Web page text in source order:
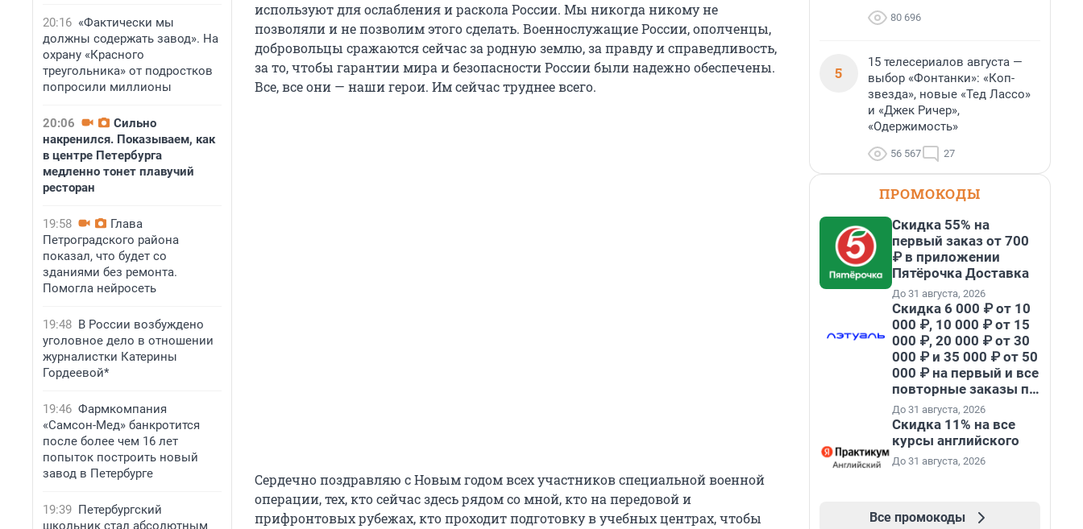
20:16 «Фактически мы
должны содержать завод». На
охрану «Красного
треугольника» от подростков
попросили миллионы
20:06
Сильно
накренился. Показываем, как
в центре Петербурга
медленно тонет плавучий
ресторан
19:58
Глава
Петроградского района
показал, что будет со
зданиями без ремонта.
Помогла нейросеть
19:48 В России возбуждено
уголовное дело в отношении
журналистки Катерины
Гордеевой*
19:46 Фармкомпания
«Самсон-Мед» банкротится
после более чем 16 лет
попыток построить новый
завод в Петербурге
19:39 Петербургский
школьник стал абсолютным
используют для ослабления и раскола России. Мы никогда никому не
позволяли и не позволим этого сделать. Военнослужащие России, ополченцы,
добровольцы сражаются сейчас за родную землю, за правду и справедливость,
за то, чтобы гарантии мира и безопасности России были надежно обеспечены.
Все, все они — наши герои. Им сейчас труднее всего.
Сердечно поздравляю с Новым годом всех участников специальной военной
операции, тех, кто сейчас здесь рядом со мной, кто на передовой и
прифронтовых рубежах, кто проходит подготовку в учебных центрах, чтобы
80 696
5
15 телесериалов августа —
выбор «Фонтанки»: «Коп-
звезда», новые «Тед Лассо»
и «Джек Ричер»,
«Одержимость»
56 567 27
ПРОМОКОДЫ
Скидка 55% на
первый заказ от 700
₽ в приложении
Пятёрочка Доставка
До 31 августа, 2026
Скидка 6 000 ₽ от 10
000 ₽, 10 000 ₽ от 15
000 ₽, 20 000 ₽ от 30
000 ₽ и 35 000 ₽ от 50
000 ₽ на первый и все
повторные заказы по
промокоду НАБЕРИ
До 31 августа, 2026
Скидка 11% на все
курсы английского
До 31 августа, 2026
Все промокоды